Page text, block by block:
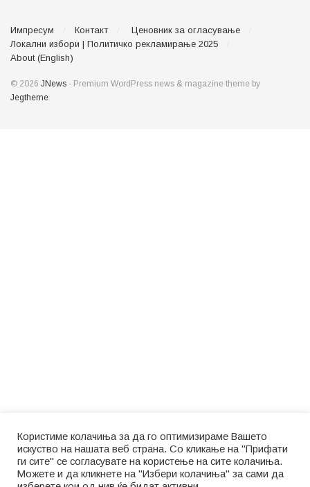
Импресум Контакт
Ценовник за огласување
Локални избори | Политичко рекламирање 2025
About (English)
© 2026 JNews - Premium WordPress news & magazine theme by
Jegtheme
Користиме колачиња за да го оптимизираме Вашето
искуство на нашата веб страна. Со кликање на "Прифати
ги сите" се согласувате на користење на сите колачиња.
Можете и да кликнете на "Избери колачиња" за сами да